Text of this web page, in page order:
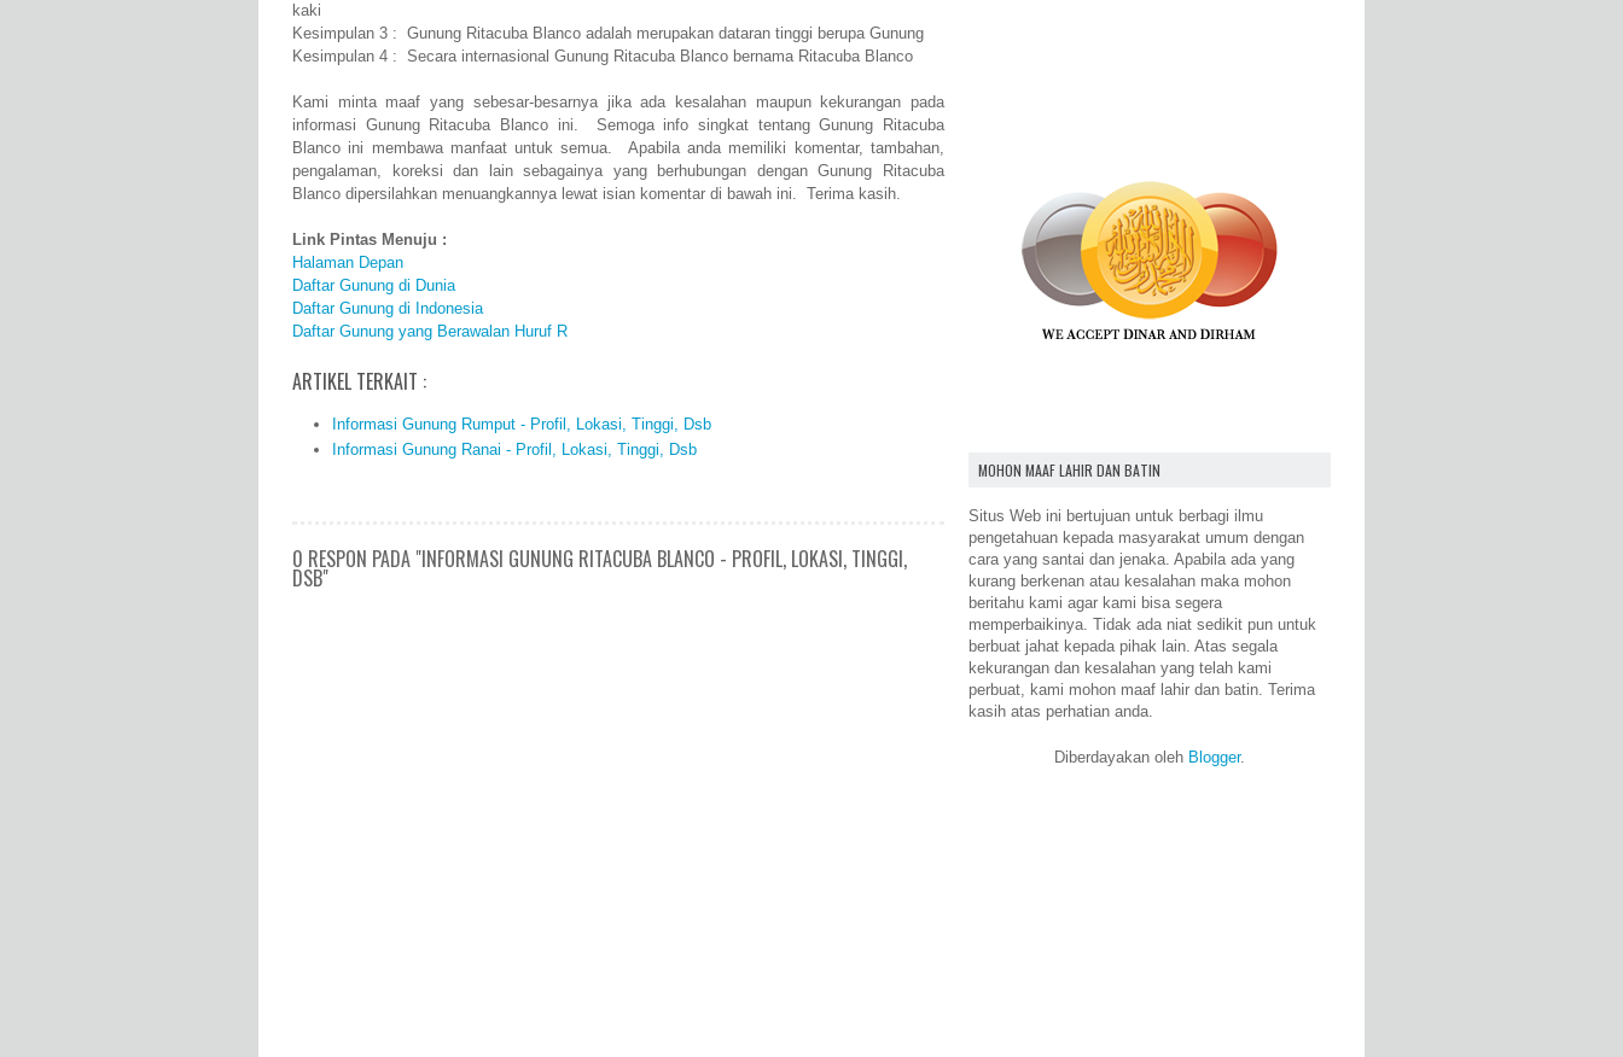
kaki
Kesimpulan 3 : Gunung Ritacuba Blanco adalah merupakan dataran tinggi berupa Gunung
Kesimpulan 4 : Secara internasional Gunung Ritacuba Blanco bernama Ritacuba Blanco
Kami minta maaf yang sebesar-besarnya jika ada kesalahan maupun kekurangan pada
informasi Gunung Ritacuba Blanco ini. Semoga info singkat tentang Gunung Ritacuba
Blanco ini membawa manfaat untuk semua. Apabila anda memiliki komentar, tambahan,
pengalaman, koreksi dan lain sebagainya yang berhubungan dengan Gunung Ritacuba
Blanco dipersilahkan menuangkannya lewat isian komentar di bawah ini. Terima kasih.
Link Pintas Menuju :
Halaman Depan
Daftar Gunung di Dunia
Daftar Gunung di Indonesia
Daftar Gunung yang Berawalan Huruf R
ARTIKEL TERKAIT :
Informasi Gunung Rumput - Profil, Lokasi, Tinggi, Dsb
Informasi Gunung Ranai - Profil, Lokasi, Tinggi, Dsb
0 RESPON PADA "INFORMASI GUNUNG RITACUBA BLANCO - PROFIL, LOKASI, TINGGI,
DSB"
MOHON MAAF LAHIR DAN BATIN
Situs Web ini bertujuan untuk berbagi ilmu
pengetahuan kepada masyarakat umum dengan
cara yang santai dan jenaka. Apabila ada yang
kurang berkenan atau kesalahan maka mohon
beritahu kami agar kami bisa segera
memperbaikinya. Tidak ada niat sedikit pun untuk
berbuat jahat kepada pihak lain. Atas segala
kekurangan dan kesalahan yang telah kami
perbuat, kami mohon maaf lahir dan batin. Terima
kasih atas perhatian anda.
Diberdayakan oleh Blogger.